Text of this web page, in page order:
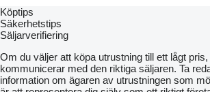
certified production of international level;
attendants - 1 person (tractor driver);
it is aggregated with tractors from 80 hp .;
hydraulics warranty - 3 years;
row spacing is adjustable from 10 cm;
the use of rotating sun-shaped disks
soil up to 40%, promotes the activation of
which corresponds to nitrogen fertilizing
Köptips
Säkerhetstips
Säljarverifiering
Om du väljer att köpa utrustning till ett lågt
kommunicerar med den riktiga säljaren. Ta
information om ägaren av utrustningen som